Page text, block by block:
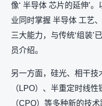
像‘ 半导体 芯片的延伸’
业同时掌握 半导体 工艺
三大能力，与传统‘组装’
员介绍。
另一方面，硅光、相干
（LPO）、半重定时线
（CPO）等多种新的技